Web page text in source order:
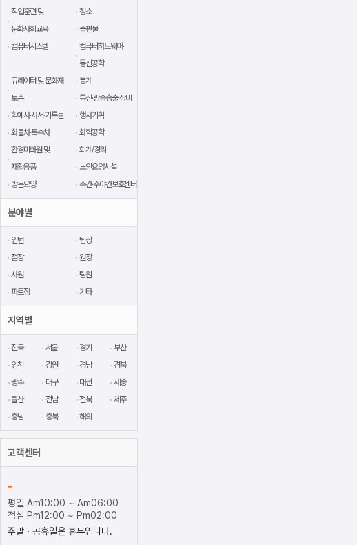
직업훈련 및
문화사회교육
청소
출판물
컴퓨터시스템
컴퓨터하드웨어·
통신공학
큐레이터 및 문화재
보존
통계
통신·방송송출 장비
학예사·사서·기록물
행사기획
화물차·특수차
화학공학
환경미화원 및
재활용품
회계/경리
노인요양시설
방문요양
주간·주야간보호센터
분야별
인턴
팀장
점장
원장
사원
팀원
파트장
기타
지역별
전국 서울 경기
부산
인천
강원 경남
경북
광주
대구 대전
세종
울산
전남 전북
제주
충남
충북 해외
고객센터
-
평일 Am10:00 ~ Am06:00
점심 Pm12:00 ~ Pm02:00
주말ㆍ공휴일은 휴무입니다.